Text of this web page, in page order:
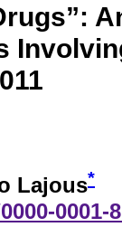
Lajous*
0001-